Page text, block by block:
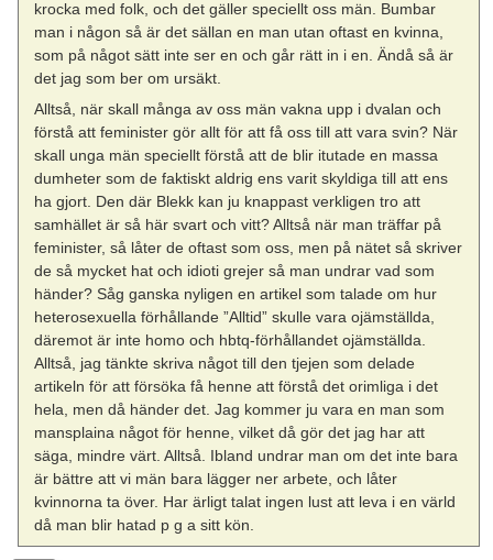
krocka med folk, och det gäller speciellt oss män. Bumbar
man i någon så är det sällan en man utan oftast en kvinna,
som på något sätt inte ser en och går rätt in i en. Ändå så är
det jag som ber om ursäkt.
Alltså, när skall många av oss män vakna upp i dvalan och
förstå att feminister gör allt för att få oss till att vara svin? När
skall unga män speciellt förstå att de blir itutade en massa
dumheter som de faktiskt aldrig ens varit skyldiga till att ens
ha gjort. Den där Blekk kan ju knappast verkligen tro att
samhället är så här svart och vitt? Alltså när man träffar på
feminister, så låter de oftast som oss, men på nätet så skriver
de så mycket hat och idioti grejer så man undrar vad som
händer? Såg ganska nyligen en artikel som talade om hur
heterosexuella förhållande ”Alltid” skulle vara ojämställda,
däremot är inte homo och hbtq-förhållandet ojämställda.
Alltså, jag tänkte skriva något till den tjejen som delade
artikeln för att försöka få henne att förstå det orimliga i det
hela, men då händer det. Jag kommer ju vara en man som
mansplaina något för henne, vilket då gör det jag har att
säga, mindre värt. Alltså. Ibland undrar man om det inte bara
är bättre att vi män bara lägger ner arbete, och låter
kvinnorna ta över. Har ärligt talat ingen lust att leva i en värld
då man blir hatad p g a sitt kön.